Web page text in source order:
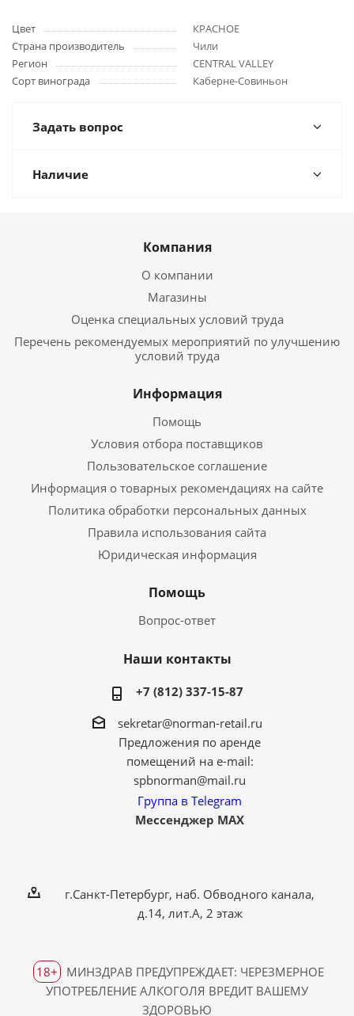
Цвет
КРАСНОЕ
Страна производитель
Чили
Регион
CENTRAL VALLEY
Сорт винограда
Каберне-Совиньон
Задать вопрос
Наличие
Компания
О компании
Магазины
Оценка специальных условий труда
Перечень рекомендуемых мероприятий по улучшению
условий труда
Информация
Помощь
Условия отбора поставщиков
Пользовательское соглашение
Информация о товарных рекомендациях на сайте
Политика обработки персональных данных
Правила использования сайта
Юридическая информация
Помощь
Вопрос-ответ
Наши контакты
+7 (812) 337-15-87
sekretar@norman-retail.ru
Предложения по аренде
помещений на e-mail:
spbnorman@mail.ru
Группа в Telegram
Мессенджер MAX
г.Санкт-Петербург, наб. Обводного канала,
д.14, лит.А, 2 этаж
18+
МИНЗДРАВ ПРЕДУПРЕЖДАЕТ: ЧЕРЕЗМЕРНОЕ
УПОТРЕБЛЕНИЕ АЛКОГОЛЯ ВРЕДИТ ВАШЕМУ
ЗДОРОВЬЮ